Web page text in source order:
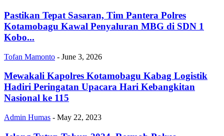
Pastikan Tepat Sasaran, Tim Pantera Polres
Kotamobagu Kawal Penyaluran MBG di SDN 1
Kobo...
Tofan Mamonto - June 3, 2026
Mewakali Kapolres Kotamobagu Kabag Logistik
Hadiri Peringatan Upacara Hari Kebangkitan
Nasional ke 115
Admin Humas - May 22, 2023